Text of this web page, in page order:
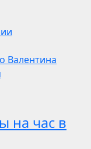
Валентина
на час в